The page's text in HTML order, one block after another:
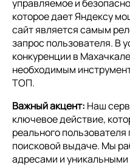
управляемое и
которое дает Яндексу
сайт является самым
запрос пользователя. В
конкуренции в
необходимым
ТОП.
Важный акцент: Наш
ключевое действие,
реального
поисковой выдаче. Мы
адресами и